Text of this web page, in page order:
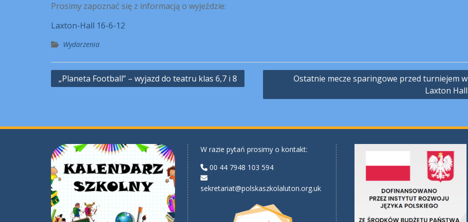
Prosimy zapoznać się z informacją o wyjeździe:
Laxton-Hall 16-6-12
Wydarzenia
Nawigacja
„Planeta Football” – wyjazd do teatru klas 6,7 i 8
Ostatnie mecze sparingowe przed turniejem w
Laxton Hall
W razie pytań prosimy o kontakt:
00 44 7948 103 594
sekretariat@polskaszkolaluton.org.uk